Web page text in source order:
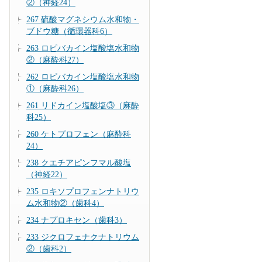
②（神経24）
267 硫酸マグネシウム水和物・
ブドウ糖（循環器科6）
263 ロピバカイン塩酸塩水和物
②（麻酔科27）
262 ロピバカイン塩酸塩水和物
①（麻酔科26）
261 リドカイン塩酸塩③（麻酔
科25）
260 ケトプロフェン（麻酔科
24）
238 クエチアピンフマル酸塩
（神経22）
235 ロキソプロフェンナトリウ
ム水和物②（歯科4）
234 ナプロキセン（歯科3）
233 ジクロフェナクナトリウム
②（歯科2）